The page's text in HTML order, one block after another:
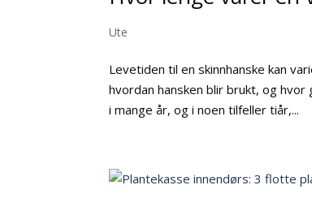
Ute
Levetiden til en skinnhanske kan
hvordan hansken blir brukt, og
i mange år, og i noen tilfeller tiår,...